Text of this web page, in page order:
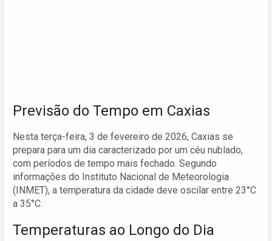
Previsão do Tempo em Caxias
Nesta terça-feira, 3 de fevereiro de 2026, Caxias se
prepara para um dia caracterizado por um céu nublado,
com períodos de tempo mais fechado. Segundo
informações do Instituto Nacional de Meteorologia
(INMET), a temperatura da cidade deve oscilar entre 23°C
a 35°C.
Temperaturas ao Longo do Dia